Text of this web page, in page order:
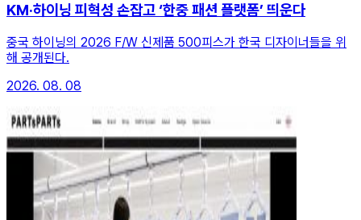
KM·하이닝 피혁성 손잡고 ‘한중 패션 플랫폼’ 띄운다
중국 하이닝의 2026 F/W 신제품 500피스가 한국 디자이너들을 위
해 공개된다.
2026. 08. 08